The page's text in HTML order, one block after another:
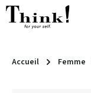
Passer au contenu
Accueil Femme